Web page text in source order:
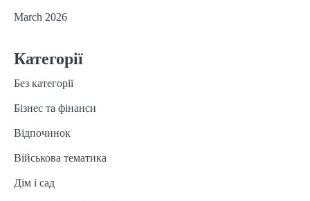
March 2026
Категорії
Без категорії
Бізнес та фінанси
Відпочинок
Військова тематика
Дім і сад